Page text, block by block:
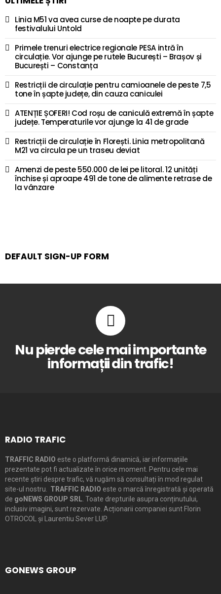
Linia M51 va avea curse de noapte pe durata
festivalului Untold
Primele trenuri electrice regionale PESA intră în
circulație. Vor ajunge pe rutele București – Brașov și
București – Constanța
Restricții de circulație pentru camioanele de peste 7,5
tone în șapte județe, din cauza caniculei
ATENȚIE ȘOFERI! Cod roșu de caniculă extremă în șapte
județe. Temperaturile vor ajunge la 41 de grade
Restricții de circulație în Florești. Linia metropolitană
M21 va circula pe un traseu deviat
Amenzi de peste 550.000 de lei pe litoral. 12 unități
închise și aproape 491 de tone de alimente retrase de
la vânzare
DEFAULT SIGN-UP FORM
Nu pierde cele mai importante
informații din trafic!
RADIO TRAFIC
TRAFFIC RADIO este o platformă dinamică, iar informațiile
prezentate pot fi actualizate în orice moment. Pentru cele mai
recente știri despre trafic, vă rugăm să consultați în mod regulat
site-ul nostru. TRAFFIC RADIO este o marcă înregistrată și operată
de goNEWS GROUP SRL . Toate drepturile asupra conținutului,
inclusiv imagini, sunt rezervate. Acționarii companiei sunt Florin
OTROCOL și Laurentiu Sever LUP.
GONEWS GROUP